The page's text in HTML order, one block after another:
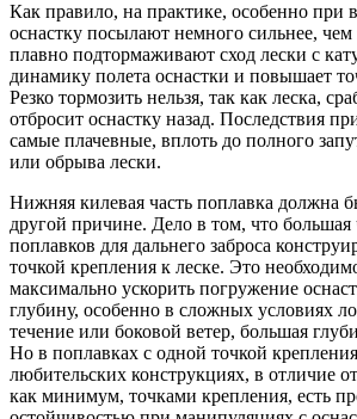
Как правило, на практике, особенно при
оснастку посылают немного сильнее,
плавно подтормаживают сход лески с
динамику полета оснастки и повышает
Резко тормозить нельзя, так как леска,
отбросит оснастку назад. Последствия
самые плачевные, вплоть до полного
или обрыва лески.
Нижняя килевая часть поплавка должна
другой причине. Дело в том, что большая
поплавков для дальнего заброса
точкой крепления к леске. Это
максимально ускорить погружение
глубину, особенно в сложных условиях
течение или боковой ветер, большая
Но в поплавках с одной точкой
любительских конструкциях, в отличие
как минимум, точками крепления, есть